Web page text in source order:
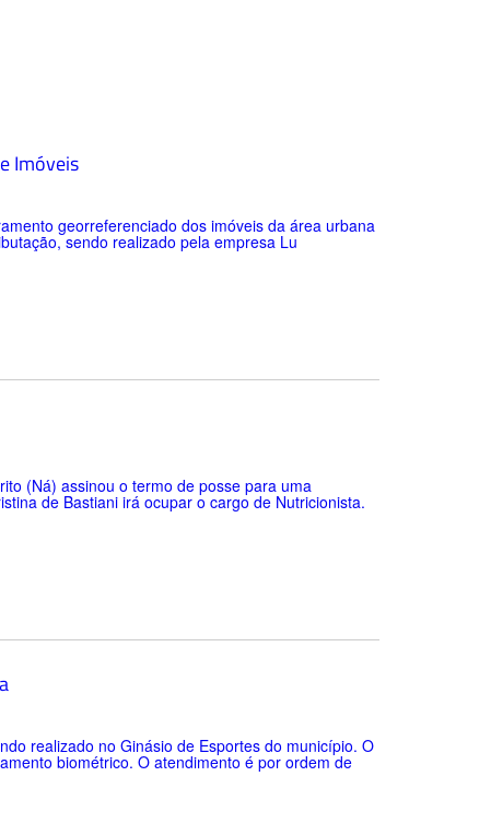
Imóveis
georreferenciado dos imóveis da área urbana
sendo realizado pela empresa Lu
(Ná) assinou o termo de posse para uma
de Bastiani irá ocupar o cargo de Nutricionista.
realizado no Ginásio de Esportes do município. O
biométrico. O atendimento é por ordem de